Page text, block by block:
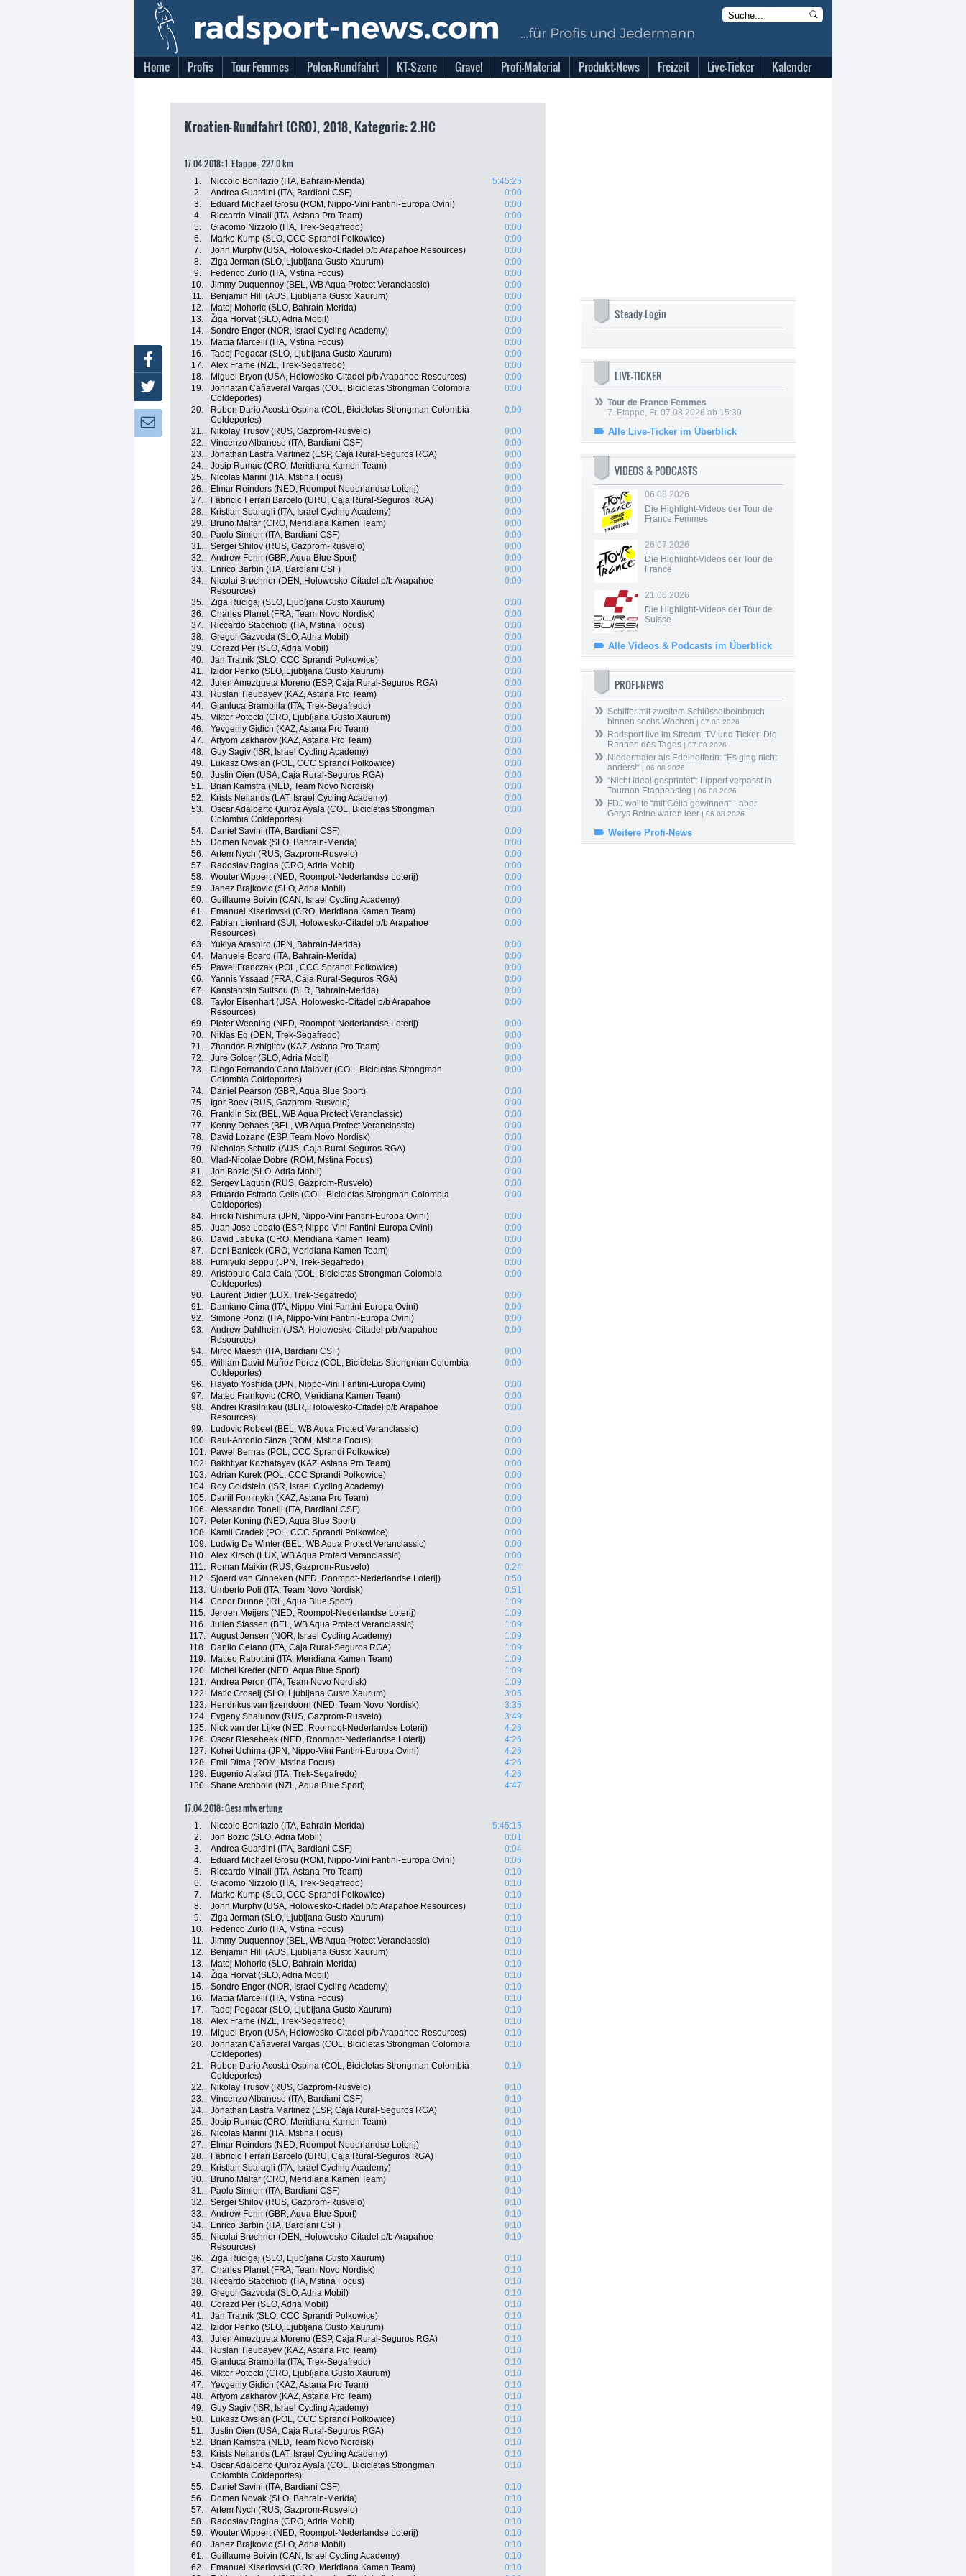
Home Profis Tour Femmes Polen-Rundfahrt KT-Szene Gravel Profi-Material Produkt-News Freizeit Live-Ticker Kalender
Kroatien-Rundfahrt (CRO), 2018, Kategorie: 2.HC
17.04.2018: 1. Etappe , 227.0 km
1. Niccolo Bonifazio (ITA, Bahrain-Merida)
5:45:25
2.
Andrea Guardini (ITA, Bardiani CSF)
0:00
3.
Eduard Michael Grosu (ROM, Nippo-Vini Fantini-Europa Ovini)
0:00
4.
Riccardo Minali (ITA, Astana Pro Team)
0:00
5.
Giacomo Nizzolo (ITA, Trek-Segafredo)
0:00
6.
Marko Kump (SLO, CCC Sprandi Polkowice)
0:00
7.
John Murphy (USA, Holowesko-Citadel p/b Arapahoe Resources)
0:00
8.
Ziga Jerman (SLO, Ljubljana Gusto Xaurum)
0:00
9.
Federico Zurlo (ITA, Mstina Focus)
0:00
10.
Jimmy Duquennoy (BEL, WB Aqua Protect Veranclassic)
0:00
11.
Benjamin Hill (AUS, Ljubljana Gusto Xaurum)
0:00
12.
Matej Mohoric (SLO, Bahrain-Merida)
0:00
13.
Žiga Horvat (SLO, Adria Mobil)
0:00
14.
Sondre Enger (NOR, Israel Cycling Academy)
0:00
15.
Mattia Marcelli (ITA, Mstina Focus)
0:00
16.
Tadej Pogacar (SLO, Ljubljana Gusto Xaurum)
0:00
17.
Alex Frame (NZL, Trek-Segafredo)
0:00
18.
Miguel Bryon (USA, Holowesko-Citadel p/b Arapahoe Resources)
0:00
19.
Johnatan Cañaveral Vargas (COL, Bicicletas Strongman Colombia
Coldeportes)
0:00
20.
Ruben Dario Acosta Ospina (COL, Bicicletas Strongman Colombia
Coldeportes)
0:00
21. Nikolay Trusov (RUS, Gazprom-Rusvelo)
0:00
22.
Vincenzo Albanese (ITA, Bardiani CSF)
0:00
23.
Jonathan Lastra Martinez (ESP, Caja Rural-Seguros RGA)
0:00
24.
Josip Rumac (CRO, Meridiana Kamen Team)
0:00
25.
Nicolas Marini (ITA, Mstina Focus)
0:00
26.
Elmar Reinders (NED, Roompot-Nederlandse Loterij)
0:00
27.
Fabricio Ferrari Barcelo (URU, Caja Rural-Seguros RGA)
0:00
28.
Kristian Sbaragli (ITA, Israel Cycling Academy)
0:00
29.
Bruno Maltar (CRO, Meridiana Kamen Team)
0:00
30.
Paolo Simion (ITA, Bardiani CSF)
0:00
31.
Sergei Shilov (RUS, Gazprom-Rusvelo)
0:00
32.
Andrew Fenn (GBR, Aqua Blue Sport)
0:00
33.
Enrico Barbin (ITA, Bardiani CSF)
0:00
34.
Nicolai Brøchner (DEN, Holowesko-Citadel p/b Arapahoe
Resources)
0:00
35. Ziga Rucigaj (SLO, Ljubljana Gusto Xaurum)
0:00
36.
Charles Planet (FRA, Team Novo Nordisk)
0:00
37.
Riccardo Stacchiotti (ITA, Mstina Focus)
0:00
38.
Gregor Gazvoda (SLO, Adria Mobil)
0:00
39.
Gorazd Per (SLO, Adria Mobil)
0:00
40.
Jan Tratnik (SLO, CCC Sprandi Polkowice)
0:00
41.
Izidor Penko (SLO, Ljubljana Gusto Xaurum)
0:00
42.
Julen Amezqueta Moreno (ESP, Caja Rural-Seguros RGA)
0:00
43.
Ruslan Tleubayev (KAZ, Astana Pro Team)
0:00
44.
Gianluca Brambilla (ITA, Trek-Segafredo)
0:00
45.
Viktor Potocki (CRO, Ljubljana Gusto Xaurum)
0:00
46.
Yevgeniy Gidich (KAZ, Astana Pro Team)
0:00
47.
Artyom Zakharov (KAZ, Astana Pro Team)
0:00
48.
Guy Sagiv (ISR, Israel Cycling Academy)
0:00
49.
Lukasz Owsian (POL, CCC Sprandi Polkowice)
0:00
50.
Justin Oien (USA, Caja Rural-Seguros RGA)
0:00
51.
Brian Kamstra (NED, Team Novo Nordisk)
0:00
52.
Krists Neilands (LAT, Israel Cycling Academy)
0:00
53.
Oscar Adalberto Quiroz Ayala (COL, Bicicletas Strongman
Colombia Coldeportes)
0:00
54. Daniel Savini (ITA, Bardiani CSF)
0:00
55.
Domen Novak (SLO, Bahrain-Merida)
0:00
56.
Artem Nych (RUS, Gazprom-Rusvelo)
0:00
57.
Radoslav Rogina (CRO, Adria Mobil)
0:00
58.
Wouter Wippert (NED, Roompot-Nederlandse Loterij)
0:00
59.
Janez Brajkovic (SLO, Adria Mobil)
0:00
60.
Guillaume Boivin (CAN, Israel Cycling Academy)
0:00
61.
Emanuel Kiserlovski (CRO, Meridiana Kamen Team)
0:00
62.
Fabian Lienhard (SUI, Holowesko-Citadel p/b Arapahoe
Resources)
0:00
63. Yukiya Arashiro (JPN, Bahrain-Merida)
0:00
64.
Manuele Boaro (ITA, Bahrain-Merida)
0:00
65.
Pawel Franczak (POL, CCC Sprandi Polkowice)
0:00
66.
Yannis Yssaad (FRA, Caja Rural-Seguros RGA)
0:00
67.
Kanstantsin Suitsou (BLR, Bahrain-Merida)
0:00
68.
Taylor Eisenhart (USA, Holowesko-Citadel p/b Arapahoe
Resources)
0:00
69. Pieter Weening (NED, Roompot-Nederlandse Loterij)
0:00
70.
Niklas Eg (DEN, Trek-Segafredo)
0:00
71.
Zhandos Bizhigitov (KAZ, Astana Pro Team)
0:00
72.
Jure Golcer (SLO, Adria Mobil)
0:00
73.
Diego Fernando Cano Malaver (COL, Bicicletas Strongman
Colombia Coldeportes)
0:00
74. Daniel Pearson (GBR, Aqua Blue Sport)
0:00
75.
Igor Boev (RUS, Gazprom-Rusvelo)
0:00
76.
Franklin Six (BEL, WB Aqua Protect Veranclassic)
0:00
77.
Kenny Dehaes (BEL, WB Aqua Protect Veranclassic)
0:00
78.
David Lozano (ESP, Team Novo Nordisk)
0:00
79.
Nicholas Schultz (AUS, Caja Rural-Seguros RGA)
0:00
80.
Vlad-Nicolae Dobre (ROM, Mstina Focus)
0:00
81.
Jon Bozic (SLO, Adria Mobil)
0:00
82.
Sergey Lagutin (RUS, Gazprom-Rusvelo)
0:00
83.
Eduardo Estrada Celis (COL, Bicicletas Strongman Colombia
Coldeportes)
0:00
84. Hiroki Nishimura (JPN, Nippo-Vini Fantini-Europa Ovini)
0:00
85.
Juan Jose Lobato (ESP, Nippo-Vini Fantini-Europa Ovini)
0:00
86.
David Jabuka (CRO, Meridiana Kamen Team)
0:00
87.
Deni Banicek (CRO, Meridiana Kamen Team)
0:00
88.
Fumiyuki Beppu (JPN, Trek-Segafredo)
0:00
89.
Aristobulo Cala Cala (COL, Bicicletas Strongman Colombia
Coldeportes)
0:00
90. Laurent Didier (LUX, Trek-Segafredo)
0:00
91.
Damiano Cima (ITA, Nippo-Vini Fantini-Europa Ovini)
0:00
92.
Simone Ponzi (ITA, Nippo-Vini Fantini-Europa Ovini)
0:00
93.
Andrew Dahlheim (USA, Holowesko-Citadel p/b Arapahoe
Resources)
0:00
94. Mirco Maestri (ITA, Bardiani CSF)
0:00
95.
William David Muñoz Perez (COL, Bicicletas Strongman Colombia
Coldeportes)
0:00
96. Hayato Yoshida (JPN, Nippo-Vini Fantini-Europa Ovini)
0:00
97.
Mateo Frankovic (CRO, Meridiana Kamen Team)
0:00
98.
Andrei Krasilnikau (BLR, Holowesko-Citadel p/b Arapahoe
Resources)
0:00
99. Ludovic Robeet (BEL, WB Aqua Protect Veranclassic)
0:00
100.
Raul-Antonio Sinza (ROM, Mstina Focus)
0:00
101.
Pawel Bernas (POL, CCC Sprandi Polkowice)
0:00
102.
Bakhtiyar Kozhatayev (KAZ, Astana Pro Team)
0:00
103. Adrian Kurek (POL, CCC Sprandi Polkowice)
0:00
104.
Roy Goldstein (ISR, Israel Cycling Academy)
0:00
105.
Daniil Fominykh (KAZ, Astana Pro Team)
0:00
106. Alessandro Tonelli (ITA, Bardiani CSF)
0:00
107.
Peter Koning (NED, Aqua Blue Sport)
0:00
108.
Kamil Gradek (POL, CCC Sprandi Polkowice)
0:00
109.
Ludwig De Winter (BEL, WB Aqua Protect Veranclassic)
0:00
110. Alex Kirsch (LUX, WB Aqua Protect Veranclassic)
0:00
111.
Roman Maikin (RUS, Gazprom-Rusvelo)
0:24
112. Sjoerd van Ginneken (NED, Roompot-Nederlandse Loterij)
0:50
113. Umberto Poli (ITA, Team Novo Nordisk)
0:51
114. Conor Dunne (IRL, Aqua Blue Sport)
1:09
115. Jeroen Meijers (NED, Roompot-Nederlandse Loterij)
1:09
116. Julien Stassen (BEL, WB Aqua Protect Veranclassic)
1:09
117. August Jensen (NOR, Israel Cycling Academy)
1:09
118.
Danilo Celano (ITA, Caja Rural-Seguros RGA)
1:09
119.
Matteo Rabottini (ITA, Meridiana Kamen Team)
1:09
120.
Michel Kreder (NED, Aqua Blue Sport)
1:09
121. Andrea Peron (ITA, Team Novo Nordisk)
1:09
122.
Matic Groselj (SLO, Ljubljana Gusto Xaurum)
3:05
123.
Hendrikus van Ijzendoorn (NED, Team Novo Nordisk)
3:35
124.
Evgeny Shalunov (RUS, Gazprom-Rusvelo)
3:49
125.
Nick van der Lijke (NED, Roompot-Nederlandse Loterij)
4:26
126. Oscar Riesebeek (NED, Roompot-Nederlandse Loterij)
4:26
127.
Kohei Uchima (JPN, Nippo-Vini Fantini-Europa Ovini)
4:26
128.
Emil Dima (ROM, Mstina Focus)
4:26
129.
Eugenio Alafaci (ITA, Trek-Segafredo)
4:26
130. Shane Archbold (NZL, Aqua Blue Sport) 4:47
17.04.2018: Gesamtwertung
1. Niccolo Bonifazio (ITA, Bahrain-Merida)
5:45:15
2.
Jon Bozic (SLO, Adria Mobil)
0:01
3.
Andrea Guardini (ITA, Bardiani CSF)
0:04
4.
Eduard Michael Grosu (ROM, Nippo-Vini Fantini-Europa Ovini)
0:06
5.
Riccardo Minali (ITA, Astana Pro Team)
0:10
6.
Giacomo Nizzolo (ITA, Trek-Segafredo)
0:10
7.
Marko Kump (SLO, CCC Sprandi Polkowice)
0:10
8.
John Murphy (USA, Holowesko-Citadel p/b Arapahoe Resources)
0:10
9.
Ziga Jerman (SLO, Ljubljana Gusto Xaurum)
0:10
10.
Federico Zurlo (ITA, Mstina Focus)
0:10
11.
Jimmy Duquennoy (BEL, WB Aqua Protect Veranclassic)
0:10
12.
Benjamin Hill (AUS, Ljubljana Gusto Xaurum)
0:10
13.
Matej Mohoric (SLO, Bahrain-Merida)
0:10
14.
Žiga Horvat (SLO, Adria Mobil)
0:10
15.
Sondre Enger (NOR, Israel Cycling Academy)
0:10
16.
Mattia Marcelli (ITA, Mstina Focus)
0:10
17.
Tadej Pogacar (SLO, Ljubljana Gusto Xaurum)
0:10
18.
Alex Frame (NZL, Trek-Segafredo)
0:10
19.
Miguel Bryon (USA, Holowesko-Citadel p/b Arapahoe Resources)
0:10
20.
Johnatan Cañaveral Vargas (COL, Bicicletas Strongman Colombia
Coldeportes)
0:10
21.
Ruben Dario Acosta Ospina (COL, Bicicletas Strongman Colombia
Coldeportes)
0:10
22. Nikolay Trusov (RUS, Gazprom-Rusvelo)
0:10
23.
Vincenzo Albanese (ITA, Bardiani CSF)
0:10
24.
Jonathan Lastra Martinez (ESP, Caja Rural-Seguros RGA)
0:10
25.
Josip Rumac (CRO, Meridiana Kamen Team)
0:10
26.
Nicolas Marini (ITA, Mstina Focus)
0:10
27.
Elmar Reinders (NED, Roompot-Nederlandse Loterij)
0:10
28.
Fabricio Ferrari Barcelo (URU, Caja Rural-Seguros RGA)
0:10
29.
Kristian Sbaragli (ITA, Israel Cycling Academy)
0:10
30.
Bruno Maltar (CRO, Meridiana Kamen Team)
0:10
31.
Paolo Simion (ITA, Bardiani CSF)
0:10
32.
Sergei Shilov (RUS, Gazprom-Rusvelo)
0:10
33.
Andrew Fenn (GBR, Aqua Blue Sport)
0:10
34.
Enrico Barbin (ITA, Bardiani CSF)
0:10
35.
Nicolai Brøchner (DEN, Holowesko-Citadel p/b Arapahoe
Resources)
0:10
36. Ziga Rucigaj (SLO, Ljubljana Gusto Xaurum)
0:10
37.
Charles Planet (FRA, Team Novo Nordisk)
0:10
38.
Riccardo Stacchiotti (ITA, Mstina Focus)
0:10
39.
Gregor Gazvoda (SLO, Adria Mobil)
0:10
40.
Gorazd Per (SLO, Adria Mobil)
0:10
41.
Jan Tratnik (SLO, CCC Sprandi Polkowice)
0:10
42.
Izidor Penko (SLO, Ljubljana Gusto Xaurum)
0:10
43.
Julen Amezqueta Moreno (ESP, Caja Rural-Seguros RGA)
0:10
44.
Ruslan Tleubayev (KAZ, Astana Pro Team)
0:10
45.
Gianluca Brambilla (ITA, Trek-Segafredo)
0:10
46.
Viktor Potocki (CRO, Ljubljana Gusto Xaurum)
0:10
47.
Yevgeniy Gidich (KAZ, Astana Pro Team)
0:10
48.
Artyom Zakharov (KAZ, Astana Pro Team)
0:10
49.
Guy Sagiv (ISR, Israel Cycling Academy)
0:10
50.
Lukasz Owsian (POL, CCC Sprandi Polkowice)
0:10
51.
Justin Oien (USA, Caja Rural-Seguros RGA)
0:10
52.
Brian Kamstra (NED, Team Novo Nordisk)
0:10
53.
Krists Neilands (LAT, Israel Cycling Academy)
0:10
54.
Oscar Adalberto Quiroz Ayala (COL, Bicicletas Strongman
Colombia Coldeportes)
0:10
55. Daniel Savini (ITA, Bardiani CSF)
0:10
56.
Domen Novak (SLO, Bahrain-Merida)
0:10
57.
Artem Nych (RUS, Gazprom-Rusvelo)
0:10
58.
Radoslav Rogina (CRO, Adria Mobil)
0:10
59.
Wouter Wippert (NED, Roompot-Nederlandse Loterij)
0:10
60.
Janez Brajkovic (SLO, Adria Mobil)
0:10
61.
Guillaume Boivin (CAN, Israel Cycling Academy)
0:10
62.
Emanuel Kiserlovski (CRO, Meridiana Kamen Team)
0:10
Steady-Login
LIVE-TICKER
Tour de France Femmes
7. Etappe, Fr. 07.08.2026 ab 15:30
Alle Live-Ticker im Überblick
VIDEOS & PODCASTS
06.08.2026
Die Highlight-Videos der Tour de
France Femmes
26.07.2026
Die Highlight-Videos der Tour de
France
21.06.2026
Die Highlight-Videos der Tour de
Suisse
Alle Videos & Podcasts im Überblick
PROFI-NEWS
Schiffer mit zweitem Schlüsselbeinbruch
binnen sechs Wochen | 07.08.2026
Radsport live im Stream, TV und Ticker: Die
Rennen des Tages | 07.08.2026
Niedermaier als Edelhelferin: “Es ging nicht
anders!“ | 06.08.2026
“Nicht ideal gesprintet“: Lippert verpasst in
Tournon Etappensieg | 06.08.2026
FDJ wollte “mit Célia gewinnen“ - aber
Gerys Beine waren leer | 06.08.2026
Weitere Profi-News
Facebook
Twitter
Newsletter: